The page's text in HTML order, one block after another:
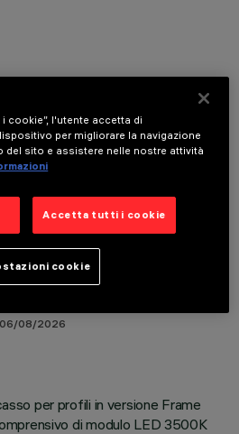
06/08/2026
per profili in versione Frame
di modulo LED 3500K
cookie”, l'utente accetta di
per migliorare la navigazione
del sito e assistere nelle nostre attività
Accetta tutti i cookie
cookie